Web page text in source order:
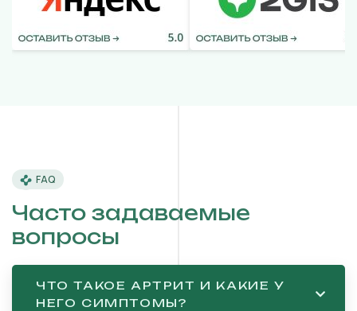
FAQ
Часто задаваемые
вопросы
ЧТО ТАКОЕ АРТРИТ И КАКИЕ У
НЕГО СИМПТОМЫ?